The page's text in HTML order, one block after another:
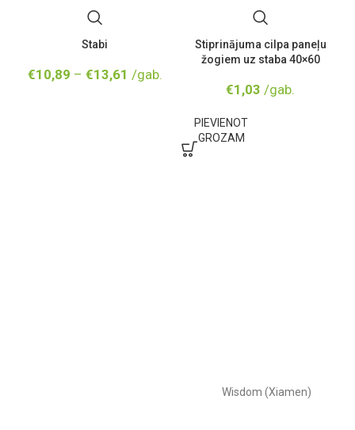
Stabi
€10,89 – €13,61 /gab.
Stiprinājuma cilpa paneļu
žogiem uz staba 40×60
€1,03 /gab.
PIEVIENOT
GROZAM
Wisdom (Xiamen)